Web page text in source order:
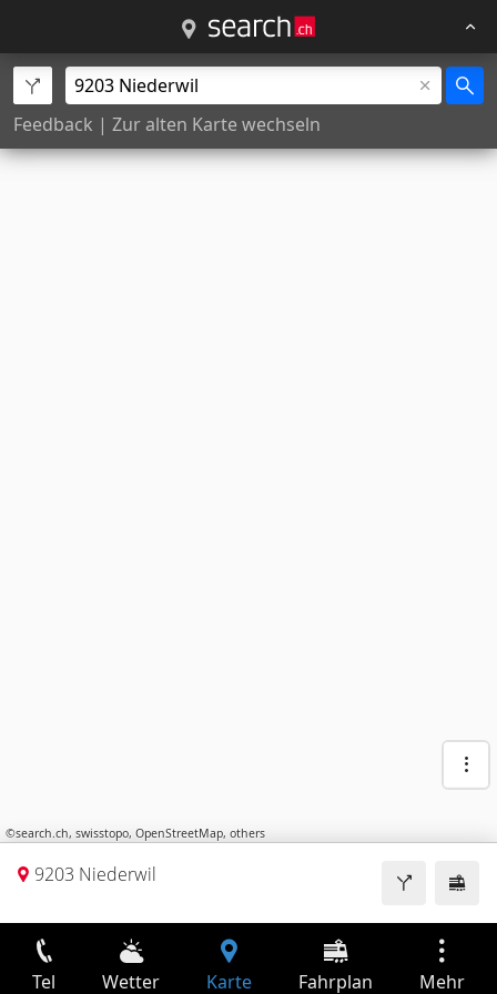
Feedback | Zur alten Karte wechseln
©search.ch, swisstopo, OpenStreetMap, others
9203 Niederwil
Tel Wetter Karte Fahrplan Mehr